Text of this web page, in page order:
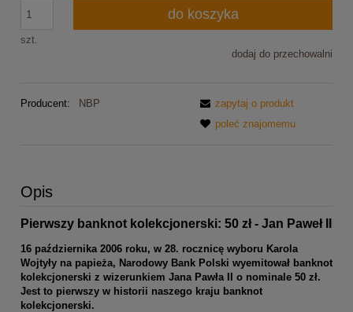
szt.
do koszyka
dodaj do przechowalni
Producent: NBP
zapytaj o produkt
poleć znajomemu
Opis
Pierwszy banknot kolekcjonerski: 50 zł - Jan Paweł II
16 października 2006 roku, w 28. rocznicę wyboru Karola
Wojtyły na papieża, Narodowy Bank Polski wyemitował banknot
kolekcjonerski z wizerunkiem Jana Pawła II o nominale 50 zł.
Jest to pierwszy w historii naszego kraju banknot
kolekcjonerski.